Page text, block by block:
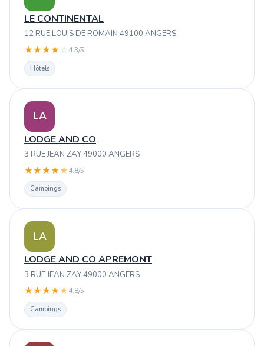
LE CONTINENTAL
12 RUE LOUIS DE ROMAIN 49100 ANGERS
★★★★ ☆ 4.3/5
Hôtels
LA
LODGE AND CO
3 RUE JEAN ZAY 49000 ANGERS
★★★★★4.8/5
Campings
LA
LODGE AND CO APREMONT
3 RUE JEAN ZAY 49000 ANGERS
★★★★★4.8/5
Campings